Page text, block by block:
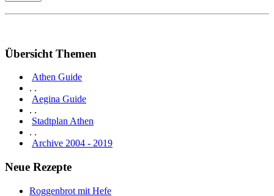
Übersicht Themen
Athen Guide
. .
Aegina Guide
. .
Stadtplan Athen
. .
Archive 2004 - 2019
Neue Rezepte
Roggenbrot mit Hefe